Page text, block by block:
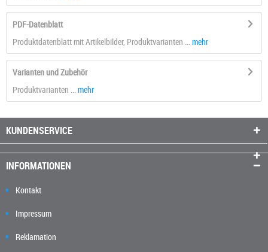
PDF-Datenblatt
Produktdatenblatt mit Artikelbilder, Produktvarianten ... mehr
Varianten und Zubehör
Produktvarianten ... mehr
KUNDENSERVICE
INFORMATIONEN
Kontakt
Impressum
Reklamation